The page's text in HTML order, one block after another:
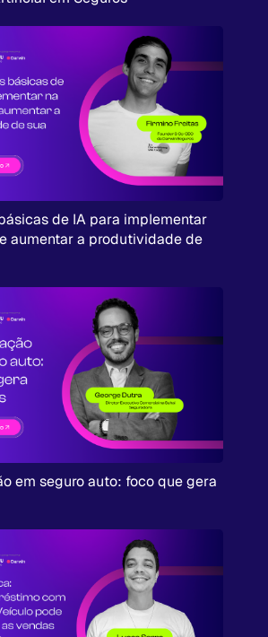
de IA para implementar
aumentar a produtividade de
em seguro auto: foco que gera